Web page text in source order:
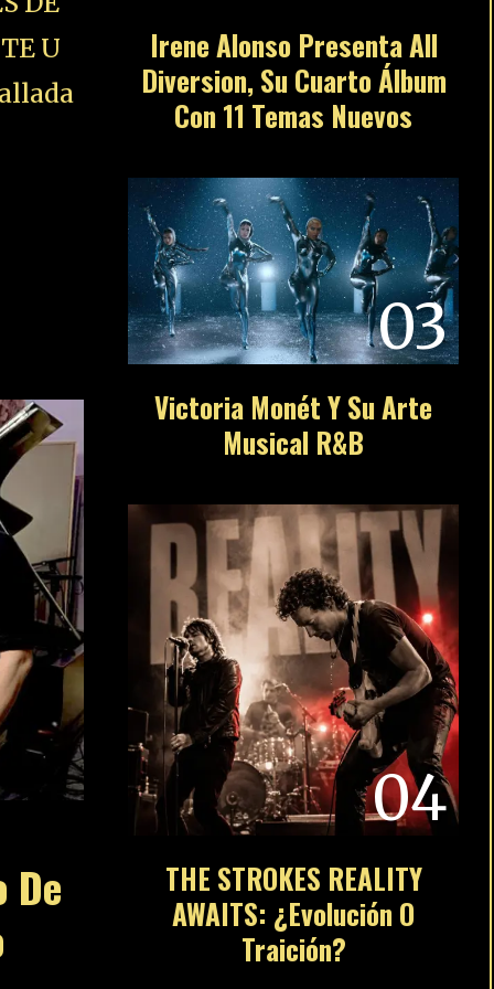
U
De
Irene Alonso Presenta All
Diversion, Su Cuarto Álbum
Con 11 Temas Nuevos
03
Victoria Monét Y Su Arte
Musical R&B
04
THE STROKES REALITY
AWAITS: ¿Evolución O
Traición?